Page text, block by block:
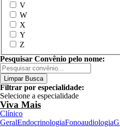
V
W
X
Y
Z
Pesquisar Convênio pelo nome:
Limpar Busca
Filtrar por especialidade:
Selecione a especialidade
Viva Mais
Clínico
GeralEndocrinologiaFonoaudiologia